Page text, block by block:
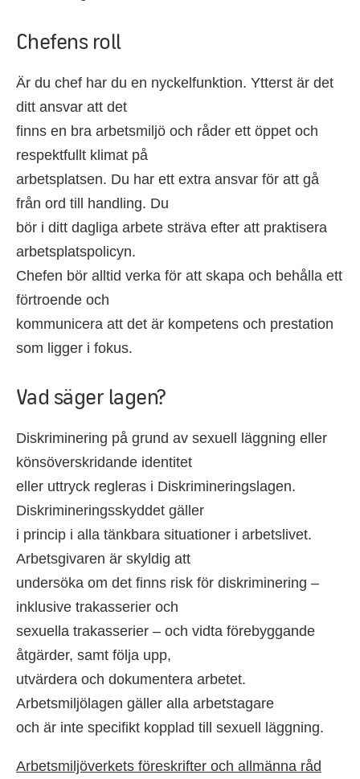
Chefens roll
Är du chef har du en nyckelfunktion. Ytterst är det
ditt ansvar att det
finns en bra arbetsmiljö och råder ett öppet och
respektfullt klimat på
arbetsplatsen. Du har ett extra ansvar för att gå
från ord till handling. Du
bör i ditt dagliga arbete sträva efter att praktisera
arbetsplatspolicyn.
Chefen bör alltid verka för att skapa och behålla ett
förtroende och
kommunicera att det är kompetens och prestation
som ligger i fokus.
Vad säger lagen?
Diskriminering på grund av sexuell läggning eller
könsöverskridande identitet
eller uttryck regleras i Diskrimineringslagen.
Diskrimineringsskyddet gäller
i princip i alla tänkbara situationer i arbetslivet.
Arbetsgivaren är skyldig att
undersöka om det finns risk för diskriminering –
inklusive trakasserier och
sexuella trakasserier – och vidta förebyggande
åtgärder, samt följa upp,
utvärdera och dokumentera arbetet.
Arbetsmiljölagen gäller alla arbetstagare
och är inte specifikt kopplad till sexuell läggning.
Arbetsmiljöverkets föreskrifter och allmänna råd